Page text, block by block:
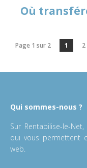
Où
Page 1 sur 2 1 2
Qui sommes-nous ?
Sur Rentabilise-le-
qui vous permettent
web.